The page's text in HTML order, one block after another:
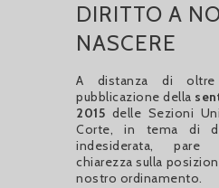
DIRITTO A
NASCERE
A distanza di
pubblicazione della
2015 delle Sezioni
Corte, in tema di
indesiderata, pare
chiarezza sulla
nostro ordinamento.